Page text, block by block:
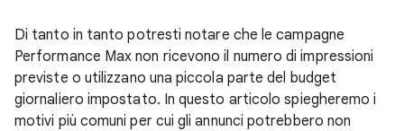
Di tanto in tanto potresti notare che le campagne
Performance Max non ricevono il numero di impressioni
previste o utilizzano una piccola parte del budget
giornaliero impostato. In questo articolo spiegheremo i
motivi più comuni per cui gli annunci potrebbero non